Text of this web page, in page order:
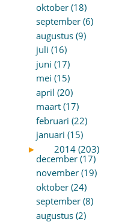
oktober (18)
september (6)
augustus (9)
juli (16)
juni (17)
mei (15)
april (20)
maart (17)
februari (22)
januari (15)
►
2014 (203)
december (17)
november (19)
oktober (24)
september (8)
augustus (2)